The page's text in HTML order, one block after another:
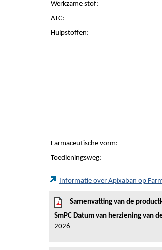
Werkzame stof:
ATC:
Hulpstoffen:
Farmaceutische vorm:
Toedieningsweg:
Informatie over Apixaban op
Samenvatting van de
SmPC Datum van herziening van
2026